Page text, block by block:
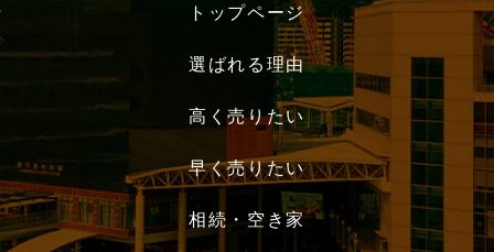
トップページ
選ばれる理由
高く売りたい
早く売りたい
相続・空き家